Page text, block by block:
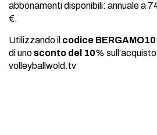
abbonamenti disponibili: annuale a
€.
Utilizzando il codice BERGAMO10
di unosconto del 10%
volleyballwold.tv